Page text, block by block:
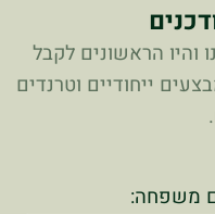
הראשונים לקבל
ייחודיים וטרנדים
משפחה: